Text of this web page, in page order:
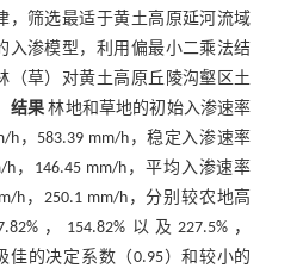
，筛选最适于黄土高原延河流域
入渗模型，利用偏最小二乘法结
（草）对黄土高原丘陵沟壑区土
结果 林地和草地的初始入渗速率
h，583.39 mm/h，稳定入渗速率
h，146.45 mm/h，平均入渗速率
h，250.1 mm/h，分别较农地高
，154.82%以及227.5%，
佳的决定系数（0.95）和较小的